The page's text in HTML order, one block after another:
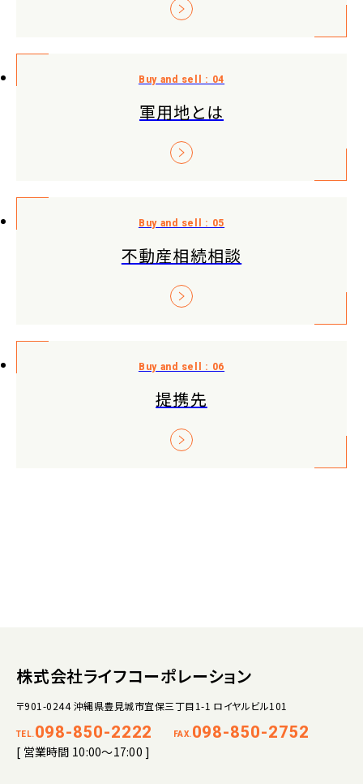
軍用地とは
不動産相続相談
提携先
株式会社ライフコーポレーション
〒901-0244 沖縄県豊見城市宜保三丁目1-1 ロイヤルビル101
TEL. 098-850-2222 FAX. 098-850-2752
[ 営業時間 10:00～17:00 ]